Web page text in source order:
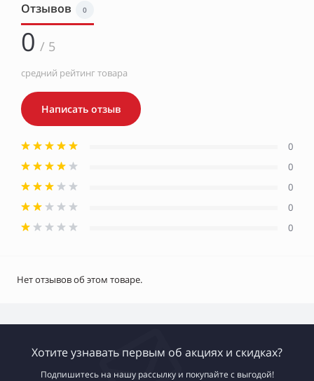
Отзывов 0
0 / 5
средний рейтинг товара
Написать отзыв
0
0
0
0
0
Нет отзывов об этом товаре.
Хотите узнавать первым об акциях и скидках?
Подпишитесь на нашу рассылку и покупайте с выгодой!